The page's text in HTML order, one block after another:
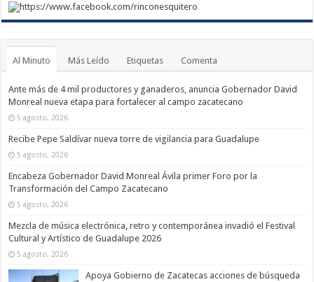
https://www.facebook.com/rinconesquitero
Al Minuto Más Leído Etiquetas Comenta
Ante más de 4 mil productores y ganaderos, anuncia Gobernador David
Monreal nueva etapa para fortalecer al campo zacatecano
5 agosto, 2026
Recibe Pepe Saldívar nueva torre de vigilancia para Guadalupe
5 agosto, 2026
Encabeza Gobernador David Monreal Ávila primer Foro por la
Transformación del Campo Zacatecano
5 agosto, 2026
Mezcla de música electrónica, retro y contemporánea invadió el Festival
Cultural y Artístico de Guadalupe 2026
5 agosto, 2026
Apoya Gobierno de Zacatecas acciones de búsqueda